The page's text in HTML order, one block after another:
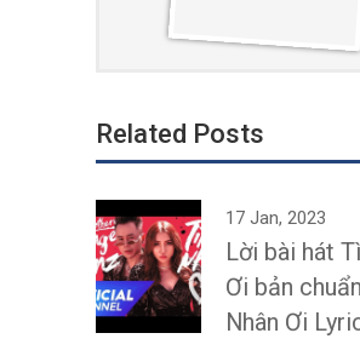
Related Posts
17 Jan, 2023
Lời bài hát
Ơi bản
Nhân Ơi